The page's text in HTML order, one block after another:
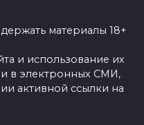
материалы 18+
и использование их
в электронных СМИ,
активной ссылки на